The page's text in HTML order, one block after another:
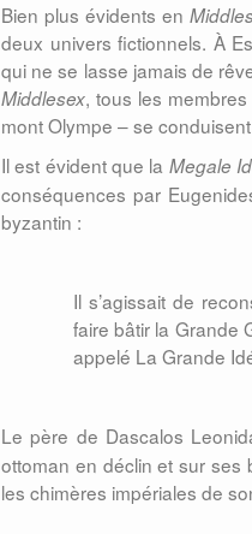
Bien plus évidents en
deux univers fictionnels. À
qui ne se lasse jamais de
Middlesex, tous les
mont Olympe – se
Il est évident que la Megale
conséquences par
byzantin :
Il s’agissait de
faire bâtir la Grande
appelé La Grande
Le père de Dascalos
ottoman en déclin et sur ses
les chimères impériales de